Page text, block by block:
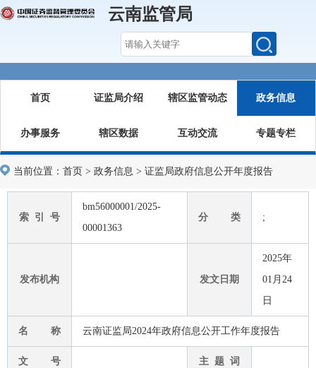
云南监管局
首页 证监局介绍 辖区监管动态 政务信息
办事服务 辖区数据 互动交流 专题专栏
当前位置： 首页 > 政务信息 > 证监局政府信息公开年度报告
索 引 号
bm56000001/2025-
00001363
分 类 ;
发布机构 发文日期
2025年
01月24
日
名 称 云南证监局2024年政府信息公开工作年度报告
文 号 主 题 词